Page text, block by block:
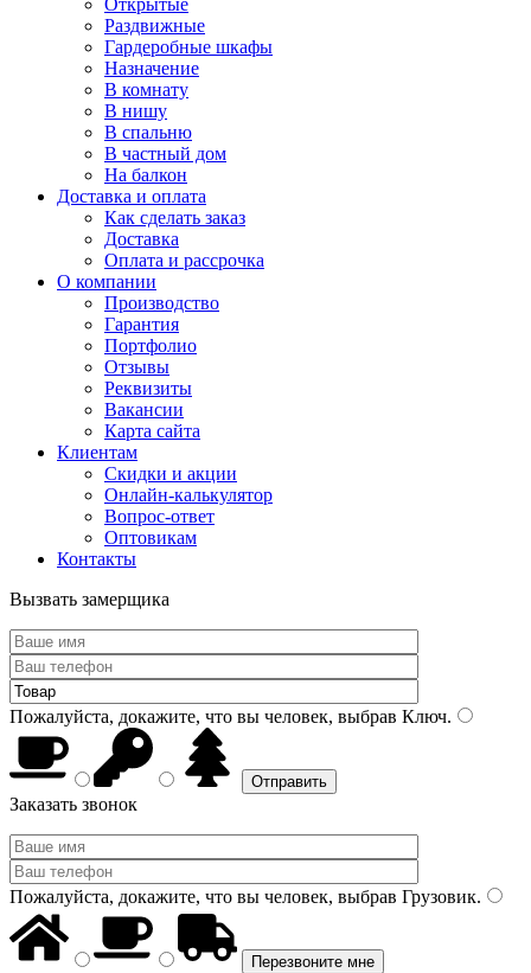
Открытые
Раздвижные
Гардеробные шкафы
Назначение
В комнату
В нишу
В спальню
В частный дом
На балкон
Доставка и оплата
Как сделать заказ
Доставка
Оплата и рассрочка
О компании
Производство
Гарантия
Портфолио
Отзывы
Реквизиты
Вакансии
Карта сайта
Клиентам
Скидки и акции
Онлайн-калькулятор
Вопрос-ответ
Оптовикам
Контакты
Вызвать замерщика
Пожалуйста, докажите, что вы человек, выбрав Ключ.
Заказать звонок
Пожалуйста, докажите, что вы человек, выбрав Грузовик.